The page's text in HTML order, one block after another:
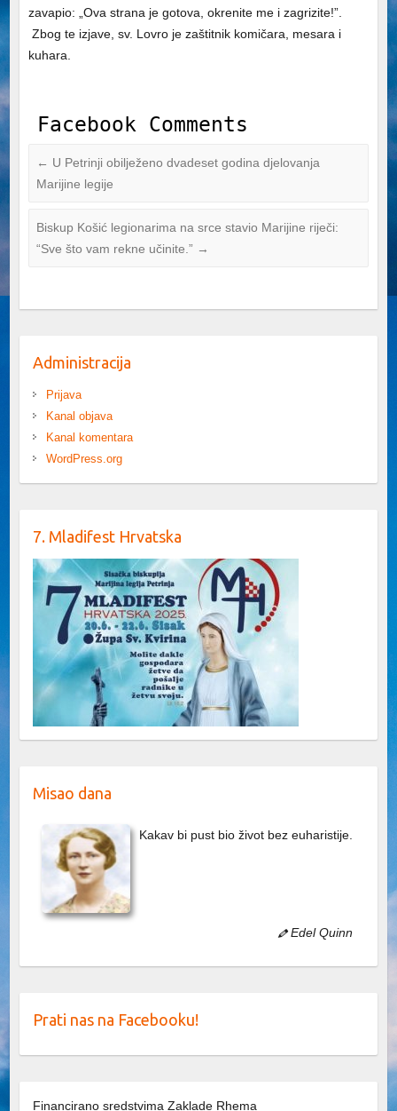
zavapio: „Ova strana je gotova, okrenite me i zagrizite!”.
Zbog te izjave, sv. Lovro je zaštitnik komičara, mesara i
kuhara.
Facebook Comments
← U Petrinji obilježeno dvadeset godina djelovanja
Marijine legije
Biskup Košić legionarima na srce stavio Marijine riječi:
“Sve što vam rekne učinite.” →
Administracija
Prijava
Kanal objava
Kanal komentara
WordPress.org
7. Mladifest Hrvatska
Misao dana
Kakav bi pust bio život bez euharistije.
Edel Quinn
Prati nas na Facebooku!
Financirano sredstvima Zaklade Rhema